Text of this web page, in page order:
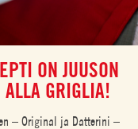
ON JUUSON
ALLA GRIGLIA!
– Original ja Datterini –